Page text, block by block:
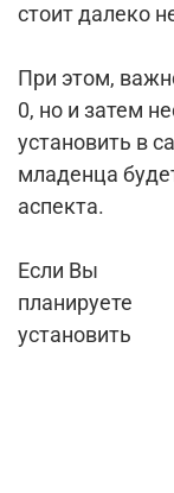
стоит далеко
При этом,
0, но и затем
установить в
младенца
аспекта.
Если Вы
планируете
установить